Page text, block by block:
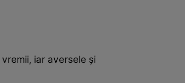
iar aversele și